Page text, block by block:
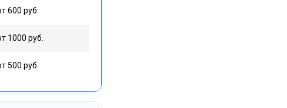
600 руб.
1000 руб.
500 руб.